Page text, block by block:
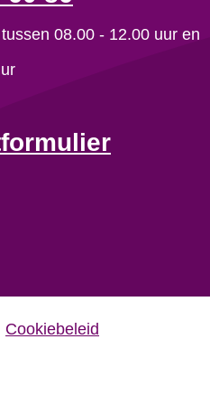
08.00 - 12.00 uur en
Cookiebeleid